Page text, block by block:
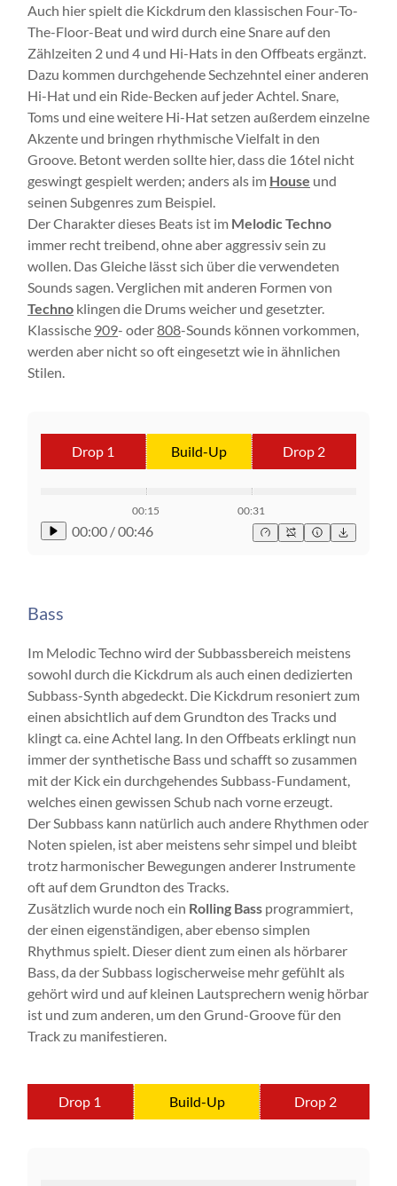
Auch hier spielt die Kickdrum den klassischen Four-To-
The-Floor-Beat und wird durch eine Snare auf den
Zählzeiten 2 und 4 und Hi-Hats in den Offbeats ergänzt.
Dazu kommen durchgehende Sechzehntel einer anderen
Hi-Hat und ein Ride-Becken auf jeder Achtel. Snare,
Toms und eine weitere Hi-Hat setzen außerdem einzelne
Akzente und bringen rhythmische Vielfalt in den
Groove. Betont werden sollte hier, dass die 16tel nicht
geswingt gespielt werden; anders als im House und
seinen Subgenres zum Beispiel.
Der Charakter dieses Beats ist im Melodic Techno
immer recht treibend, ohne aber aggressiv sein zu
wollen. Das Gleiche lässt sich über die verwendeten
Sounds sagen. Verglichen mit anderen Formen von
Techno klingen die Drums weicher und gesetzter.
Klassische 909- oder808-Sounds können vorkommen,
werden aber nicht so oft eingesetzt wie in ähnlichen
Stilen.
Drop 1 Build-Up Drop 2
00:15 00:31
00:00 /00:46
Bass
Im Melodic Techno wird der Subbassbereich meistens
sowohl durch die Kickdrum als auch einen dedizierten
Subbass-Synth abgedeckt. Die Kickdrum resoniert zum
einen absichtlich auf dem Grundton des Tracks und
klingt ca. eine Achtel lang. In den Offbeats erklingt nun
immer der synthetische Bass und schafft so zusammen
mit der Kick ein durchgehendes Subbass-Fundament,
welches einen gewissen Schub nach vorne erzeugt.
Der Subbass kann natürlich auch andere Rhythmen oder
Noten spielen, ist aber meistens sehr simpel und bleibt
trotz harmonischer Bewegungen anderer Instrumente
oft auf dem Grundton des Tracks.
Zusätzlich wurde noch ein Rolling Bass programmiert,
der einen eigenständigen, aber ebenso simplen
Rhythmus spielt. Dieser dient zum einen als hörbarer
Bass, da der Subbass logischerweise mehr gefühlt als
gehört wird und auf kleinen Lautsprechern wenig hörbar
ist und zum anderen, um den Grund-Groove für den
Track zu manifestieren.
Drop 1 Build-Up Drop 2